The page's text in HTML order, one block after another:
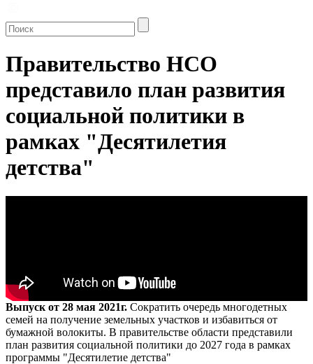
Правительство НСО
представило план развития
социальной политики в
рамках "Десятилетия
детства"
Выпуск от 28 мая 2021г. Сократить очередь многодетных
семей на получение земельных участков и избавиться от
бумажной волокиты. В правительстве области представили
план развития социальной политики до 2027 года в рамках
программы "Десятилетие детства"